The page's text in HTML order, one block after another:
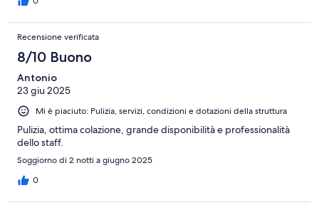
Recensione verificata
8/10 Buono
Antonio
23 giu 2025
Mi è piaciuto: Pulizia, servizi, condizioni e dotazioni della struttura
Pulizia, ottima colazione, grande disponibilità e professionalità
dello staff.
Soggiorno di 2 notti a giugno 2025
0